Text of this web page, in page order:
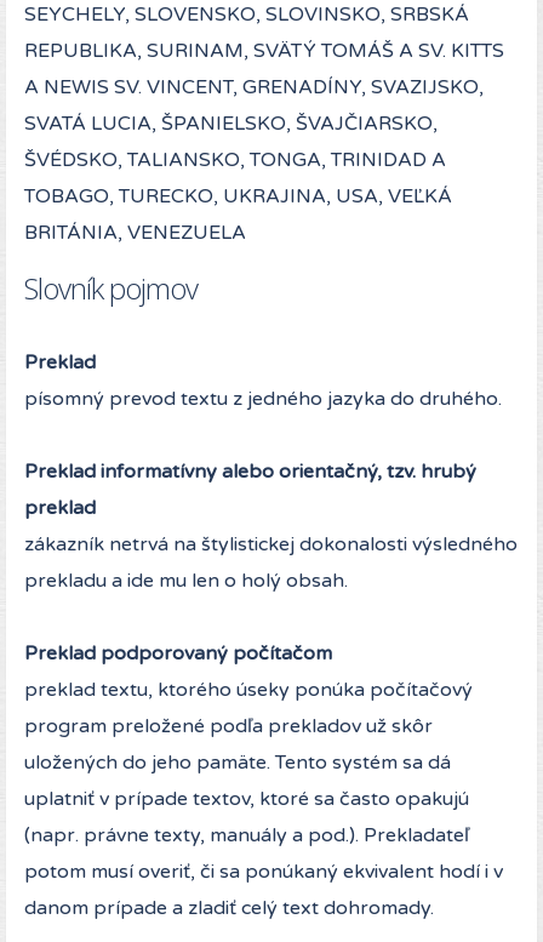
SEYCHELY, SLOVENSKO, SLOVINSKO, SRBSKÁ
REPUBLIKA, SURINAM, SVÄTÝ TOMÁŠ A SV. KITTS
A NEWIS SV. VINCENT, GRENADÍNY, SVAZIJSKO,
SVATÁ LUCIA, ŠPANIELSKO, ŠVAJČIARSKO,
ŠVÉDSKO, TALIANSKO, TONGA, TRINIDAD A
TOBAGO, TURECKO, UKRAJINA, USA, VEĽKÁ
BRITÁNIA, VENEZUELA
Slovník pojmov
Preklad
písomný prevod textu z jedného jazyka do druhého.
Preklad informatívny alebo orientačný, tzv. hrubý
preklad
zákazník netrvá na štylistickej dokonalosti výsledného
prekladu a ide mu len o holý obsah.
Preklad podporovaný počítačom
preklad textu, ktorého úseky ponúka počítačový
program preložené podľa prekladov už skôr
uložených do jeho pamäte. Tento systém sa dá
uplatniť v prípade textov, ktoré sa často opakujú
(napr. právne texty, manuály a pod.). Prekladateľ
potom musí overiť, či sa ponúkaný ekvivalent hodí i v
danom prípade a zladiť celý text dohromady.